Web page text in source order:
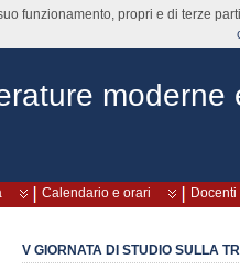
moderne
Calendario e orari Docenti
V GIORNATA DI STUDIO SULLA
funzionamento, propri e di terze